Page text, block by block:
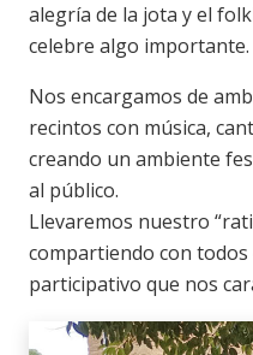
alegría de la jota y el
celebre algo importante.
Nos encargamos de
recintos con música,
creando un ambiente
al público.
Llevaremos nuestro
compartiendo con
participativo que nos